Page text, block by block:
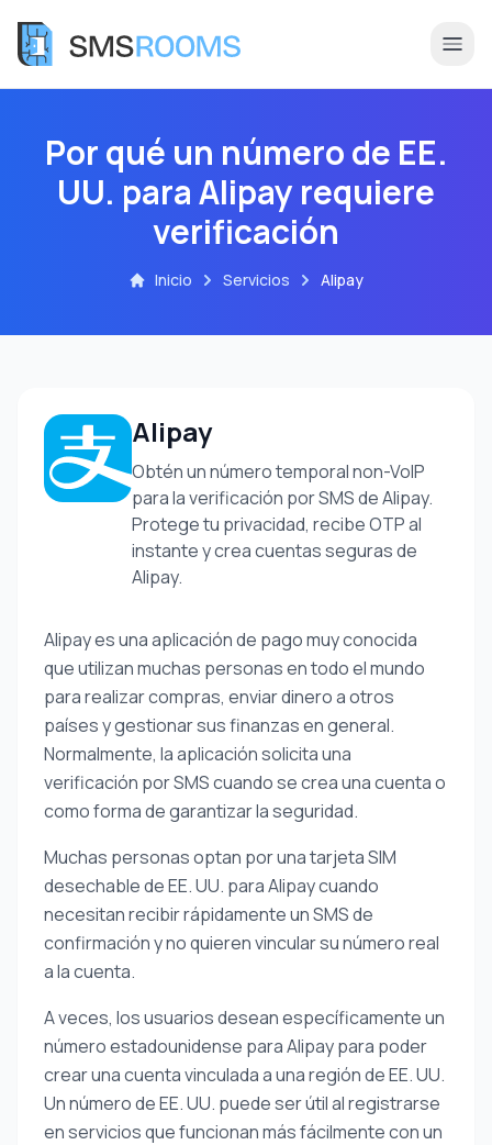
Por qué un número de EE.
UU. para Alipay requiere
verificación
Inicio Servicios Alipay
Alipay
Obtén un número temporal non-VoIP
para la verificación por SMS de Alipay.
Protege tu privacidad, recibe OTP al
instante y crea cuentas seguras de
Alipay.
Alipay es una aplicación de pago muy conocida
que utilizan muchas personas en todo el mundo
para realizar compras, enviar dinero a otros
países y gestionar sus finanzas en general.
Normalmente, la aplicación solicita una
verificación por SMS cuando se crea una cuenta o
como forma de garantizar la seguridad.
Muchas personas optan por una tarjeta SIM
desechable de EE. UU. para Alipay cuando
necesitan recibir rápidamente un SMS de
confirmación y no quieren vincular su número real
a la cuenta.
A veces, los usuarios desean específicamente un
número estadounidense para Alipay para poder
crear una cuenta vinculada a una región de EE. UU.
Un número de EE. UU. puede ser útil al registrarse
en servicios que funcionan más fácilmente con un